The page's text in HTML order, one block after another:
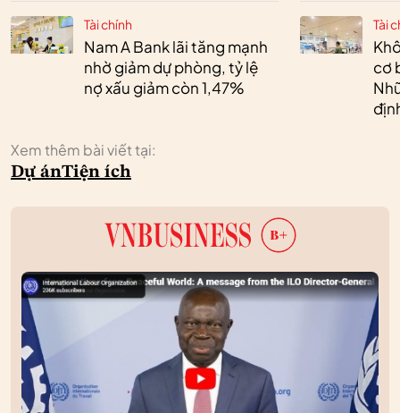
Tài chính
Nam A Bank lãi tăng mạnh
nhờ giảm dự phòng, tỷ lệ
nợ xấu giảm còn 1,47%
Tài
cơ
Xem thêm bài viết tại:
Dự ánTiện ích